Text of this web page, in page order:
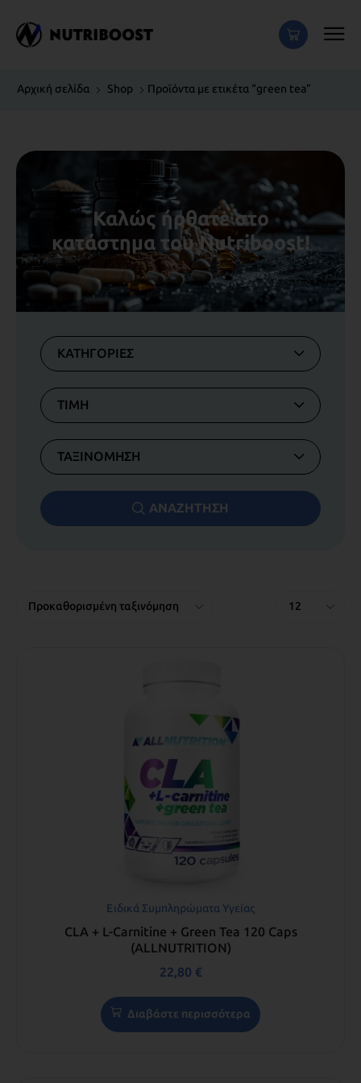
Αρχική σελίδα Shop Προϊόντα με ετικέτα “green tea”
Καλώς ήρθατε στο
κατάστημα του Nutriboost!
ΚΑΤΗΓΟΡΙΕΣ
ΤΙΜΗ
ΤΑΞΙΝΟΜΗΣΗ
ΑΝΑΖΗΤΗΣΗ
Ειδικά Συμπληρώματα Υγείας
CLA + L-Carnitine + Green Tea 120 Caps
(ALLNUTRITION)
22,80 €
Διαβάστε περισσότερα